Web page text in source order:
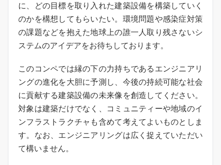
に、どの目標を取り入れた建築設備を構築していく
のかを構想してもらいたい。環境問題や感染症対策
の課題などを抱えた地球上の誰一人取り残さないシ
ステムのアイデアをお待ちしております。
このコンペでは縁の下の力持ちであるエンジニアリ
ングの進化を大胆に予測し、今後の持続可能な社会
に貢献する建築設備の未来像を創造してください。
対象は建築だけでなく、コミュニティーや地域のイ
ンフラストラクチャも含めて考えてよいものとしま
す。なお、エンジニアリングは広く捉えていただい
て構いません。